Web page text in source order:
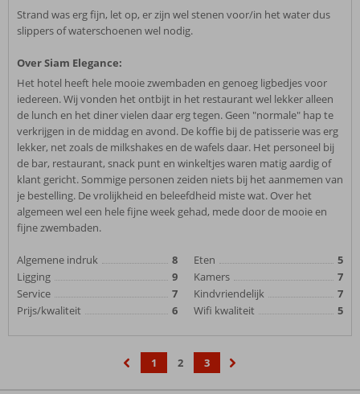
Strand was erg fijn, let op, er zijn wel stenen voor/in het water dus
slippers of waterschoenen wel nodig.
Over Siam Elegance:
Het hotel heeft hele mooie zwembaden en genoeg ligbedjes voor
iedereen. Wij vonden het ontbijt in het restaurant wel lekker alleen
de lunch en het diner vielen daar erg tegen. Geen "normale" hap te
verkrijgen in de middag en avond. De koffie bij de patisserie was erg
lekker, net zoals de milkshakes en de wafels daar. Het personeel bij
de bar, restaurant, snack punt en winkeltjes waren matig aardig of
klant gericht. Sommige personen zeiden niets bij het aanmemen van
je bestelling. De vrolijkheid en beleefdheid miste wat. Over het
algemeen wel een hele fijne week gehad, mede door de mooie en
fijne zwembaden.
Algemene indruk
8
Ligging
9
Service
7
Prijs/kwaliteit
6
Eten
5
Kamers
7
Kindvriendelijk
7
Wifi kwaliteit
5
1 2
3